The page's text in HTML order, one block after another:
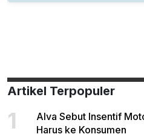
Artikel Terpopuler
1
Alva Sebut Insentif
Harus ke Konsumen